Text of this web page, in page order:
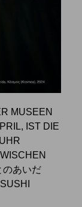
MUSEEN
IST DIE
あいだ